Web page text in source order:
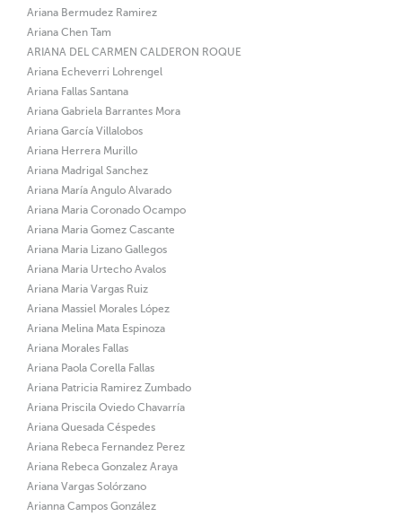
Ariana Bermudez Ramirez
Ariana Chen Tam
ARIANA DEL CARMEN CALDERON ROQUE
Ariana Echeverri Lohrengel
Ariana Fallas Santana
Ariana Gabriela Barrantes Mora
Ariana García Villalobos
Ariana Herrera Murillo
Ariana Madrigal Sanchez
Ariana María Angulo Alvarado
Ariana Maria Coronado Ocampo
Ariana Maria Gomez Cascante
Ariana Maria Lizano Gallegos
Ariana Maria Urtecho Avalos
Ariana Maria Vargas Ruiz
Ariana Massiel Morales López
Ariana Melina Mata Espinoza
Ariana Morales Fallas
Ariana Paola Corella Fallas
Ariana Patricia Ramirez Zumbado
Ariana Priscila Oviedo Chavarría
Ariana Quesada Céspedes
Ariana Rebeca Fernandez Perez
Ariana Rebeca Gonzalez Araya
Ariana Vargas Solórzano
Arianna Campos González